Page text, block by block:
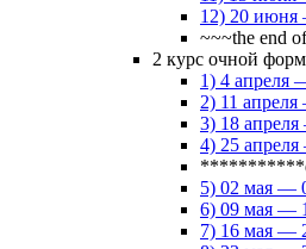
12) 20
~~~the end
2 курс очной
1) 4 апреля
2) 11
3) 18
4) 25
5) 02 мая —
6) 09 мая —
7) 16 мая —